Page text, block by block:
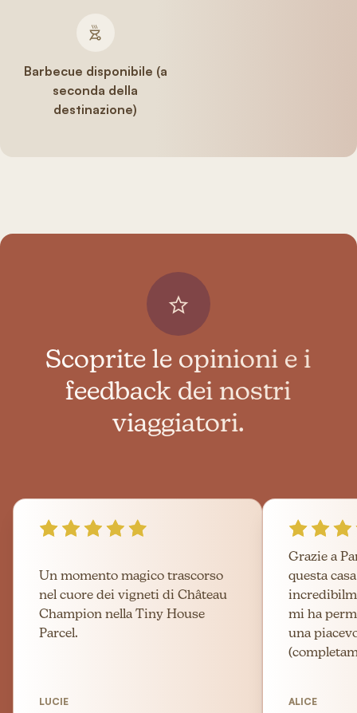
Barbecue disponibile (a
seconda della
destinazione)
Scoprite le opinioni e i
feedback dei nostri
viaggiatori.
Un momento magico trascorso
nel cuore dei vigneti di Château
Champion nella Tiny House
Parcel.
LUCIE
Grazie a
questa
mi ha
una
ALICE